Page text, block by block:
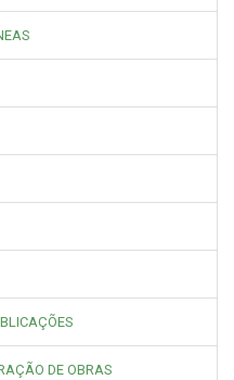
DE OBRAS